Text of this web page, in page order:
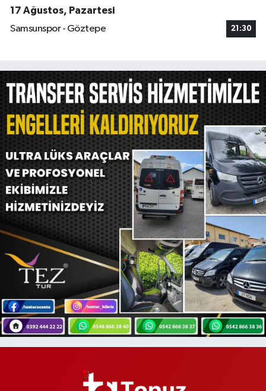
17 Ağustos, Pazartesi
Samsunspor - Göztepe
21:30